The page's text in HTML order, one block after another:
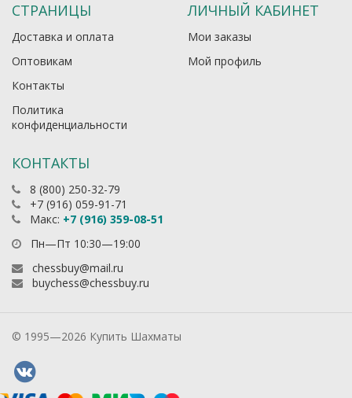
СТРАНИЦЫ
Доставка и оплата
Оптовикам
Контакты
Политика
конфиденциальности
ЛИЧНЫЙ КАБИНЕТ
Мои заказы
Мой профиль
КОНТАКТЫ
8 (800) 250-32-79
+7 (916) 059-91-71
Макс: +7 (916) 359-08-51
Пн—Пт 10:30—19:00
chessbuy@mail.ru
buychess@chessbuy.ru
© 1995—2026 Купить Шахматы